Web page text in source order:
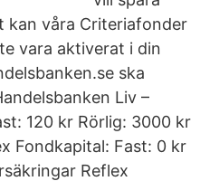
kan våra Criteriafonder
vara aktiverat i din
ska
Liv –
120 kr Rörlig: 3000 kr
Fondkapital: Fast: 0 kr
Reflex